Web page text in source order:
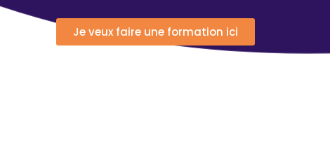
Je veux faire une formation ici